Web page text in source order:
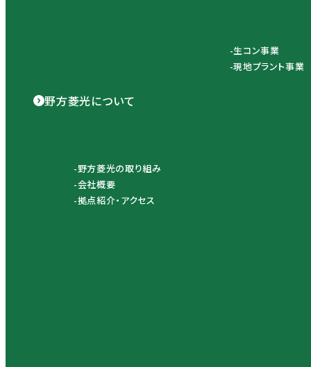
野方菱光について
野方菱光の取り組み
会社概要
拠点紹介・アクセス
生コン事業
現地プラント事業